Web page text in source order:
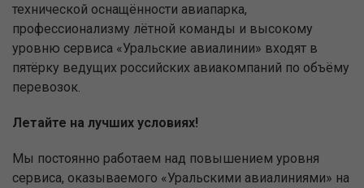
технической оснащённости авиапарка,
профессионализму лётной команды и высокому
уровню сервиса «Уральские авиалинии» входят в
пятёрку ведущих российских авиакомпаний по объёму
перевозок.
Летайте на лучших условиях!
Мы постоянно работаем над повышением уровня
сервиса, оказываемого «Уральскими авиалиниями» на